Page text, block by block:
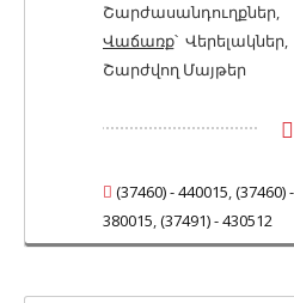
Վաճառք՝
Շարժվող Մայթեր
(37460) - 440015,(37460) -
380015,(37491) - 430512